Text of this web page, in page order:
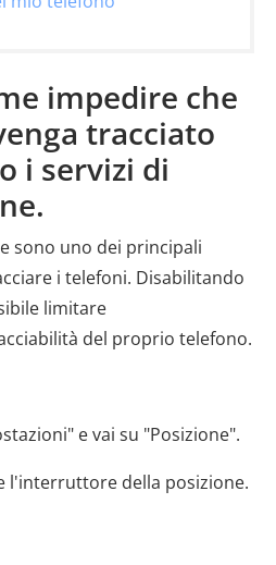
impedire che
tracciato
i servizi di
sono uno dei principali
i telefoni. Disabilitando
limitare
del proprio telefono.
e vai su "Posizione".
l'interruttore della posizione.